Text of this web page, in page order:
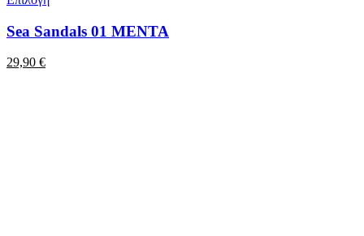
Sea Sandals 01 MENTA
29,90 €